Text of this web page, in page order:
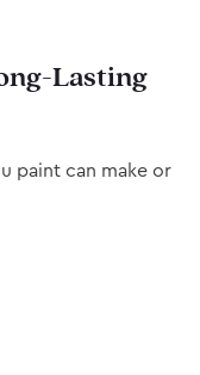
Lasting
paint can make or